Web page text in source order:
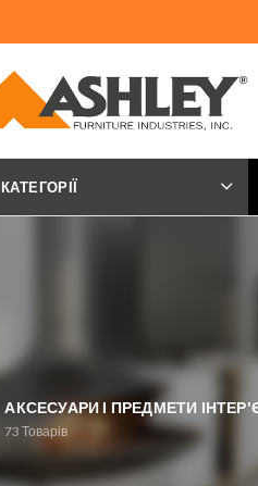
КАТЕГОРІЇ
АКСЕСУАРИ І ПРЕДМЕТИ
73 Товарів